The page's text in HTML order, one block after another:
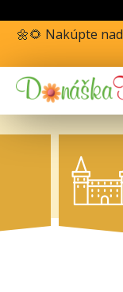
🌼🌻 Nakúpte nad